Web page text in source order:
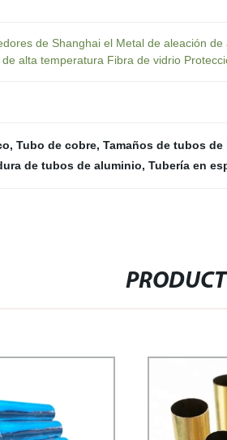
de Shanghai el Metal de aleación
alta temperatura Fibra de vidrio
, Tubo de cobre, Tamaños de tubos de
de tubos de aluminio, Tubería en